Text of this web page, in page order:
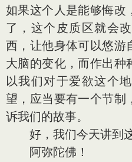
如果这个人是能够悔改
了，这个皮质区就会
西，让他身体可以悠游
大脑的变化，而作出种
以我们对于爱欲这个
望，应当要有一个节制
诉我们的故事。
好，我们今天讲到这
阿弥陀佛！